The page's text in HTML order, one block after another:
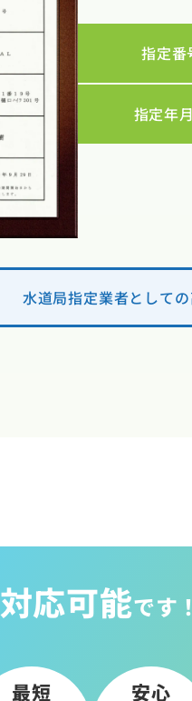
指定番
指定年
水道局指定業者として
対応可能です！
最短 安心